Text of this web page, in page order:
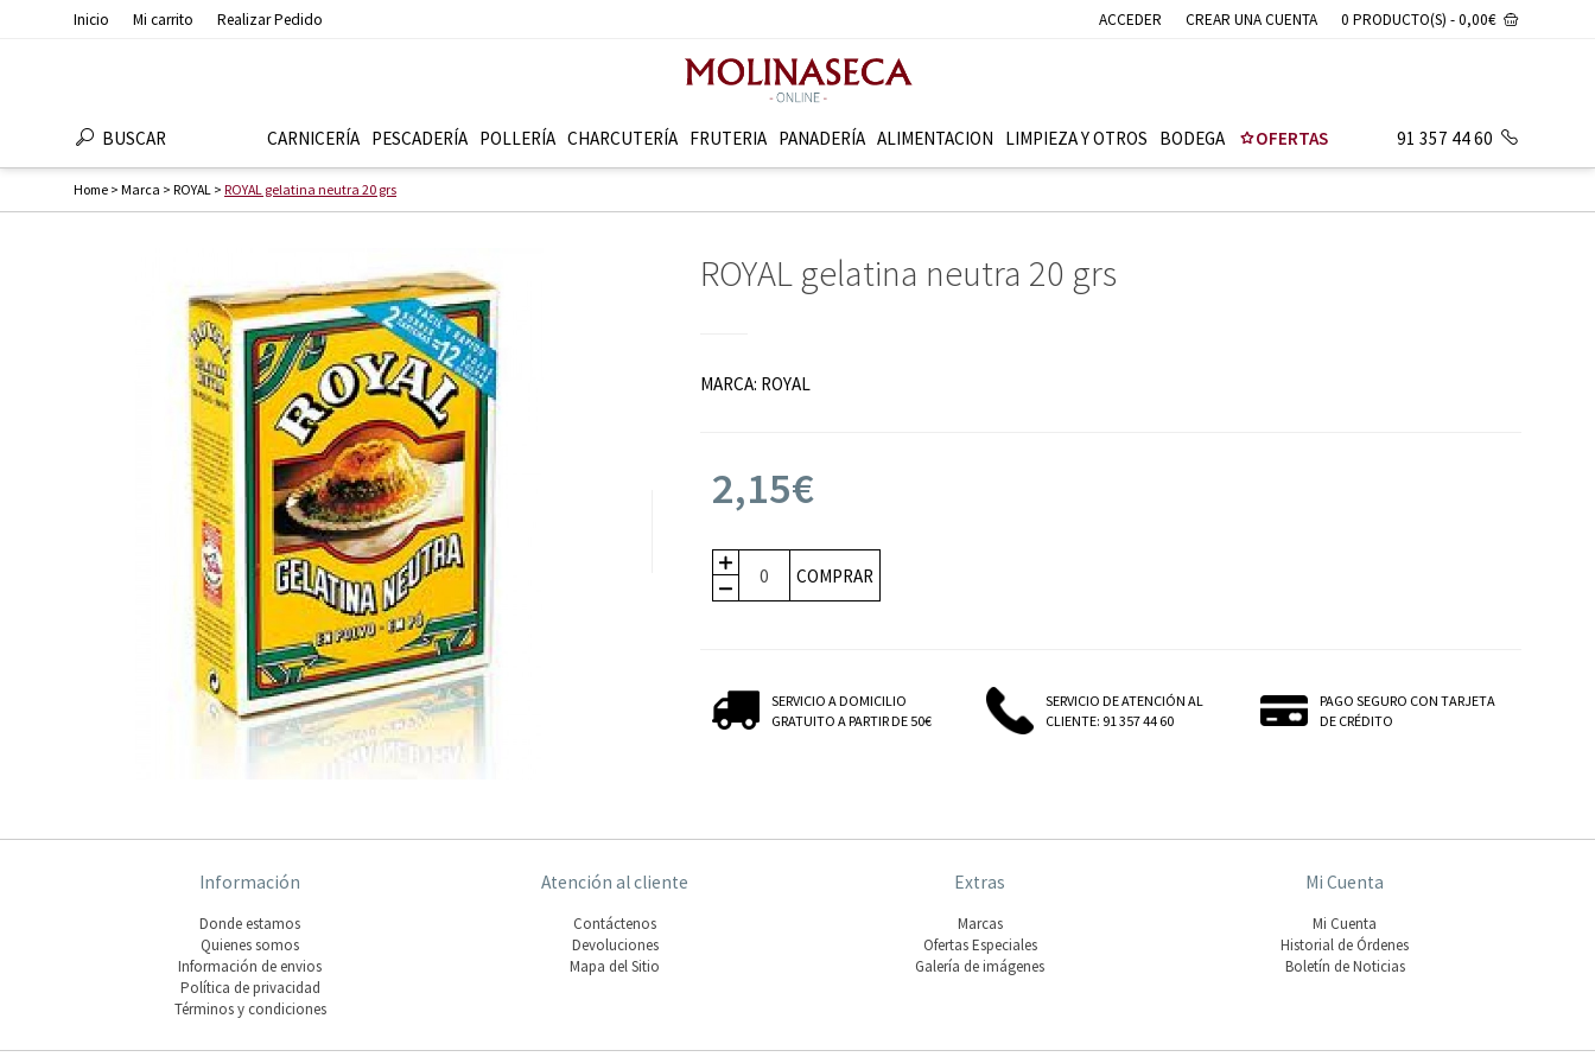
Inicio Mi carrito Realizar Pedido ACCEDER CREAR UNA CUENTA 0 PRODUCTO(S) - 0,00€
BUSCAR CARNICERÍA PESCADERÍ­A POLLERÍA CHARCUTERÍ­A FRUTERI­A PANADERÍ­A ALIMENTACION LIMPIEZA Y OTROS BODEGA OFERTAS 91 357 44 60
Home > Marca > ROYAL > ROYAL gelatina neutra 20 grs
ROYAL gelatina neutra 20 grs
MARCA: ROYAL
2,15€
COMPRAR
SERVICIO A DOMICILIO
GRATUITO A PARTIR DE 50€
SERVICIO DE ATENCIÓN AL
CLIENTE: 91 357 44 60
PAGO SEGURO CON TARJETA
DE CRÉDITO
Información
Donde estamos
Quienes somos
Información de envios
Polí­tica de privacidad
Términos y condiciones
Atención al cliente
Contáctenos
Devoluciones
Mapa del Sitio
Extras
Marcas
Ofertas Especiales
Galería de imágenes
Mi Cuenta
Mi Cuenta
Historial de Órdenes
Boletín de Noticias